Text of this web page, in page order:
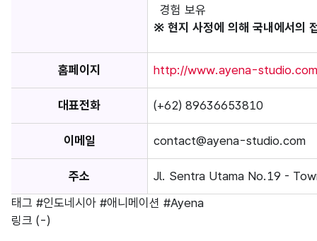
경험 보유
※ 현지 사정에 의해 국내에서의
홈페이지 http://www.ayena-
대표전화 (+62) 89636653810
이메일 contact@ayena-studio.com
주소
Jl. Sentra Utama No.19 -
태그 #인도네시아 #애니메이션 #Ayena
링크 (-)